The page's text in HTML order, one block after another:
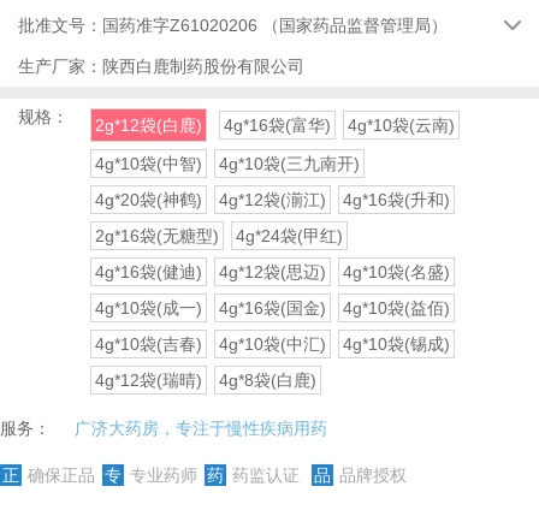
批准文号： 国药准字Z61020206 （国家药品监督管理局） 
生产厂家： 陕西白鹿制药股份有限公司
规格： 2g*12袋(白鹿) 4g*16袋(富华)
4g*10袋(云南)
4g*10袋(中智)
4g*10袋(三九南开)
4g*20袋(神鹤)
4g*12袋(湔江)
4g*16袋(升和)
2g*16袋(无糖型)
4g*24袋(甲红)
4g*16袋(健迪)
4g*12袋(思迈)
4g*10袋(名盛)
4g*10袋(成一)
4g*16袋(国金)
4g*10袋(益佰)
4g*10袋(吉春)
4g*10袋(中汇)
4g*10袋(锡成)
4g*12袋(瑞晴)
4g*8袋(白鹿)
服务： 广济大药房，专注于慢性疾病用药
正 确保正品 专 专业药师 药 药监认证 品 品牌授权